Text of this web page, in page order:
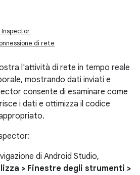
di rete
l'attività di rete in tempo reale
mostrando dati inviati e
consente di esaminare come
i dati e ottimizza il codice
di Android Studio,
> Finestre degli strumenti >